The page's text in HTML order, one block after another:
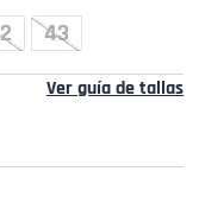
43
Ver guía de tallas